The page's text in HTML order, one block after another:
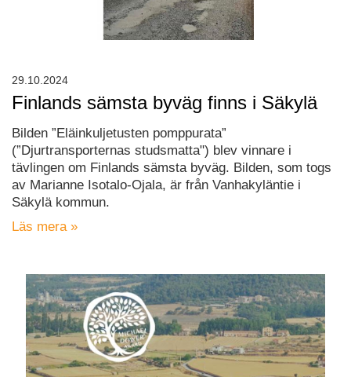
Finlands sämsta byväg finns i Säkylä
Bilden ”Eläinkuljetusten pomppurata”
(”Djurtransporternas studsmatta") blev vinnare i
tävlingen om Finlands sämsta byväg. Bilden, som togs
av Marianne Isotalo-Ojala, är från Vanhakyläntie i
Säkylä kommun.
Läs mera »
29.10.2024